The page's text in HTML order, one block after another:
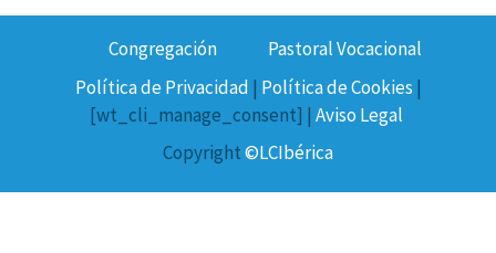
Congregación
Pastoral Vocacional
Política de Privacidad | Política de Cookies |
[wt_cli_manage_consent] | Aviso Legal
Copyright©LCIbérica